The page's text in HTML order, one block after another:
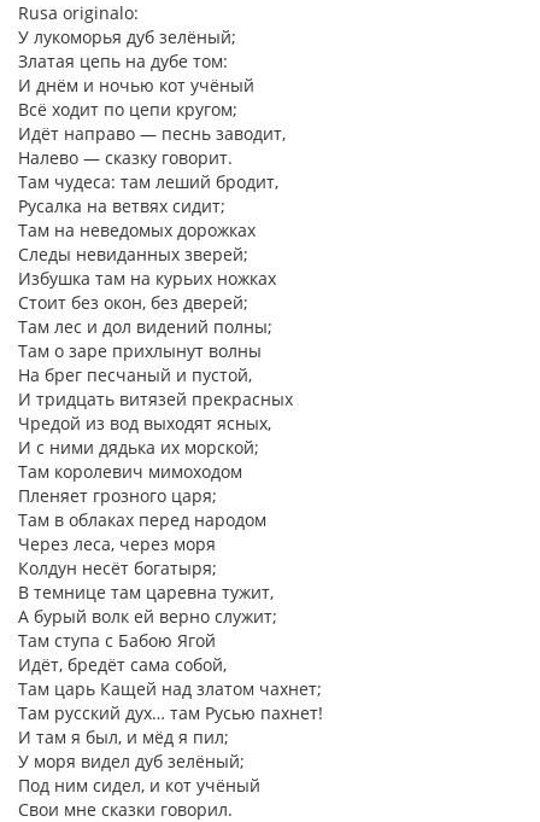
Rusa originalo:
У лукоморья дуб зелёный;
Златая цепь на дубе том:
И днём и ночью кот учёный
Всё ходит по цепи кругом;
Идёт направо — песнь заводит,
Налево — сказку говорит.
Там чудеса: там леший бродит,
Русалка на ветвях сидит;
Там на неведомых дорожках
Следы невиданных зверей;
Избушка там на курьих ножках
Стоит без окон, без дверей;
Там лес и дол видений полны;
Там о заре прихлынут волны
На брег песчаный и пустой,
И тридцать витязей прекрасных
Чредой из вод выходят ясных,
И с ними дядька их морской;
Там королевич мимоходом
Пленяет грозного царя;
Там в облаках перед народом
Через леса, через моря
Колдун несёт богатыря;
В темнице там царевна тужит,
А бурый волк ей верно служит;
Там ступа с Бабою Ягой
Идёт, бредёт сама собой,
Там царь Кащей над златом чахнет;
Там русский дух… там Русью пахнет!
И там я был, и мёд я пил;
У моря видел дуб зелёный;
Под ним сидел, и кот учёный
Свои мне сказки говорил.